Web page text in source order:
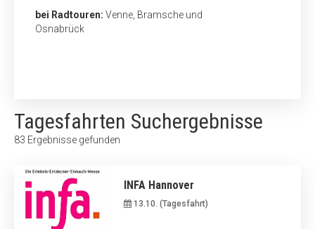
bei Radtouren: Venne, Bramsche und
Osnabrück
Tagesfahrten Suchergebnisse
83 Ergebnisse gefunden
INFA Hannover
13.10. (Tagesfahrt)